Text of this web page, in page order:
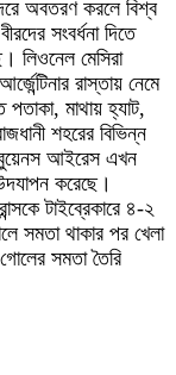
অবতরণ করলে বিশ্ব
সংবর্ধনা দিতে
লিওনেল মেসিরা
রাস্তায় নেমে
মাথায় হ্যাট,
শহরের বিভিন্ন
আইরেস এখন
করেছে।
টাইব্রেকারে ৪-২
সমতা থাকার পর খেলা
সমতা তৈরি